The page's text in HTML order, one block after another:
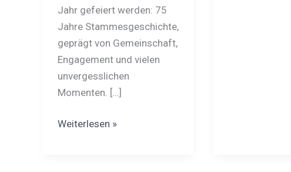
Jahr gefeiert werden: 75
Jahre Stammesgeschichte,
geprägt von Gemeinschaft,
Engagement und vielen
unvergesslichen
Momenten. […]
Weiterlesen »